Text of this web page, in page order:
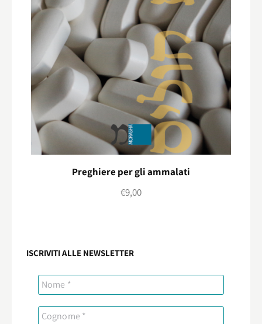
Preghiere per gli ammalati
€9,00
ISCRIVITI ALLE NEWSLETTER